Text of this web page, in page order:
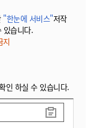
"한눈에 서비스"저작
있습니다.
지
인 하실 수 있습니다.